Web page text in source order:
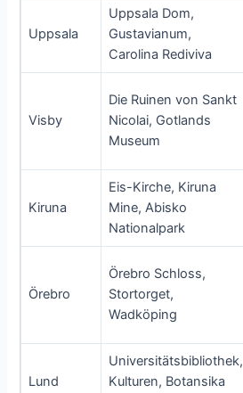
Uppsala
Uppsala Dom,
Gustavianum,
Carolina Rediviva
Visby
Die Ruinen von Sankt
Nicolai, Gotlands
Museum
Kiruna
Eis-Kirche, Kiruna
Mine, Abisko
Nationalpark
Örebro
Örebro Schloss,
Stortorget,
Wadköping
Lund
Universitätsbibliothek,
Kulturen, Botansika